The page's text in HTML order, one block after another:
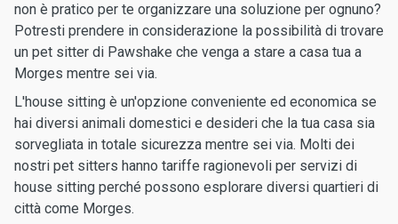
non è pratico per te organizzare una soluzione per ognuno?
Potresti prendere in considerazione la possibilità di trovare
un pet sitter di Pawshake che venga a stare a casa tua a
Morges mentre sei via.
L'house sitting è un'opzione conveniente ed economica se
hai diversi animali domestici e desideri che la tua casa sia
sorvegliata in totale sicurezza mentre sei via. Molti dei
nostri pet sitters hanno tariffe ragionevoli per servizi di
house sitting perché possono esplorare diversi quartieri di
città come Morges.